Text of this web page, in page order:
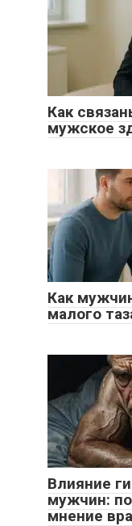
Как
мужское
Как
малого
Влияние
мужчин:
мнение